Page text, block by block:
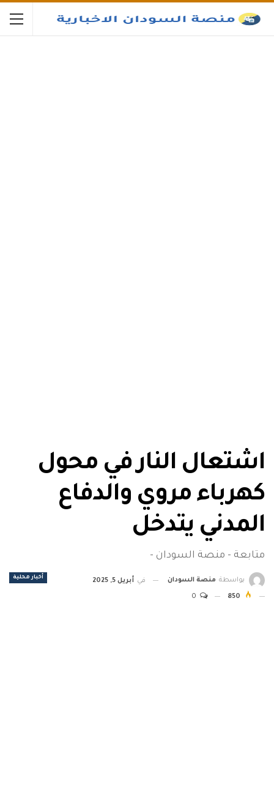
اشتعال النار في محول
كهرباء مروي والدفاع
المدني يتدخل
متابعة - منصة السودان -
أخبار محلية بواسطة منصة السودان في أبريل 5, 2025
850